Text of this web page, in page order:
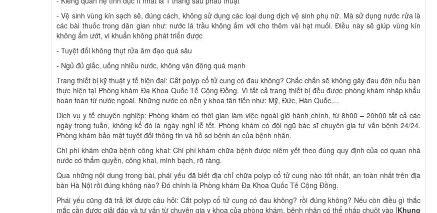
- Vệ sinh vùng kín sạch sẽ, đúng cách, không sử dụng các loại dung dịch vệ sinh phụ nữ. Mà sử dụng nước rửa là
các bài thuốc trong dân gian như: nước lá trầu không ấm với cho thêm vài hạt muối. Điều này sẽ giúp vùng kín
không ẩm ướt, vi khuẩn không phát triển được
- Tuyệt đối không thụt rửa âm đạo quá sâu
- Ngủ đủ giấc, uống nhiều nước, không vận động quá mạnh
Trang thiết bị kỹ thuật y tế hiện đại: Cắt polyp cổ tử cung có đau không? Chắc chắn sẽ không gây đau đớn nếu bạn
thực hiện tại Phòng khám Đa Khoa Quốc Tế Cộng Đồng. Vì tất cả trang thiết bị đều được phòng khám nhập khẩu
hoàn toàn từ nước ngoài. Những nước có nền y khoa tân tiến như: Mỹ, Đức, Hàn Quốc,...
Dịch vụ y tế chuyên nghiệp: Phòng khám có thời gian làm việc ngoài giờ hành chính, từ 8h00 – 20h00 tất cả các
ngày trong tuần, không kể đó là ngày nghỉ lễ tết. Phòng khám có đội ngũ bác sĩ chuyên gia tư vấn bệnh 24/24.
Phòng khám bảo mật tuyệt đối thông tin và hồ sơ bệnh án của bệnh nhân.
Chi phí khám chữa bệnh công khai: Chi phí khám chữa bệnh được niêm yết theo đúng quy định của cơ quan nhà
nước có thẩm quyền, công khai, minh bạch, rõ ràng.
Qua những nội dung trong bài, phái yếu đã biết địa chỉ chữa polyp cổ tử cung nào tốt nhất, an toàn nhất trên địa
bàn Hà Nội rồi đúng không nào? Đó chính là Phòng khám Đa Khoa Quốc Tế Cộng Đồng.
Phái yếu cũng đã trả lời được câu hỏi: Cắt polyp cổ tử cung có đau không? rồi đúng không? Nếu còn điều gì thắc
mắc cần được giải đáp và tư vấn từ chuyên gia y khoa của phòng khám, bệnh nhân có thể nhấp chuột vào [Khung